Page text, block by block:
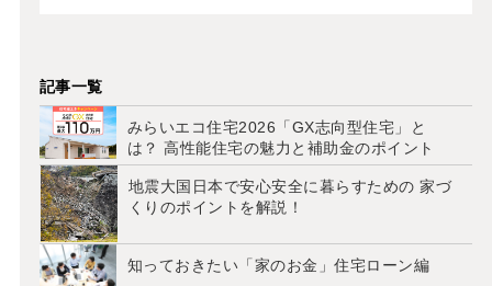
記事一覧
みらいエコ住宅2026「GX志向型住宅」と
は？ 高性能住宅の魅力と補助金のポイント
地震大国日本で安心安全に暮らすための 家づ
くりのポイントを解説！
知っておきたい「家のお金」住宅ローン編